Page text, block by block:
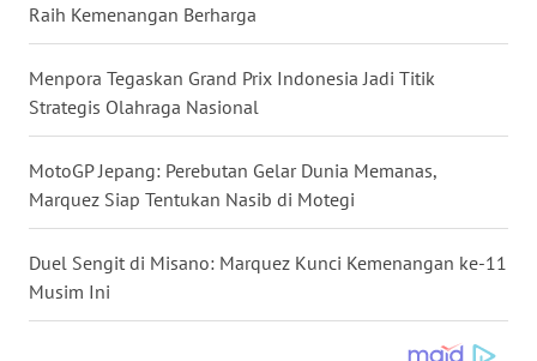
Raih Kemenangan Berharga
Menpora Tegaskan Grand Prix Indonesia Jadi Titik
Strategis Olahraga Nasional
MotoGP Jepang: Perebutan Gelar Dunia Memanas,
Marquez Siap Tentukan Nasib di Motegi
Duel Sengit di Misano: Marquez Kunci Kemenangan ke-11
Musim Ini
WN
WN
WN
JATENG